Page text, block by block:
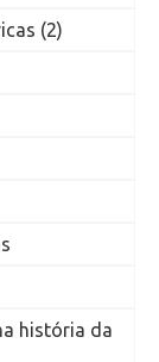
(2)
história da